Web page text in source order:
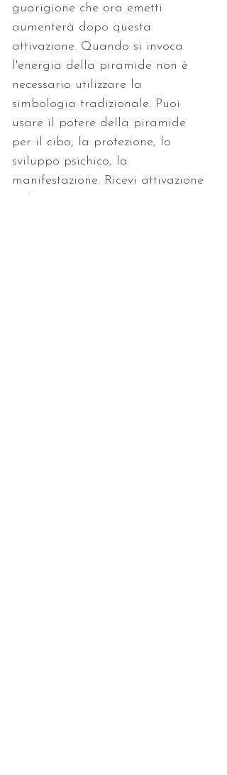
guarigione che ora emetti
aumenterà dopo questa
attivazione. Quando si invoca
l'energia della piramide non è
necessario utilizzare la
simbologia tradizionale. Puoi
usare il potere della piramide
per il cibo, la protezione, lo
sviluppo psichico, la
manifestazione. Ricevi attivazione